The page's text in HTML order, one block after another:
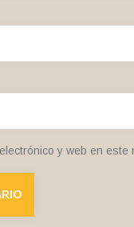
y web en